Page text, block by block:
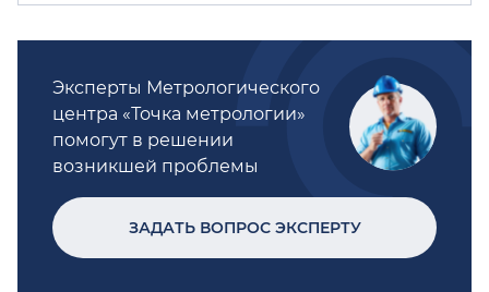
Эксперты Метрологического
центра «Точка метрологии»
помогут в решении
возникшей проблемы
ЗАДАТЬ ВОПРОС ЭКСПЕРТУ